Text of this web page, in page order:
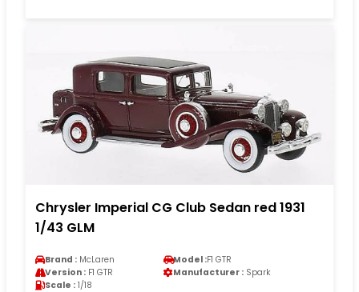
Chrysler Imperial CG Club Sedan red 1931
1/43 GLM
Brand : McLaren Model :F1 GTR
Version : F1 GTR Manufacturer : Spark
Scale : 1/18